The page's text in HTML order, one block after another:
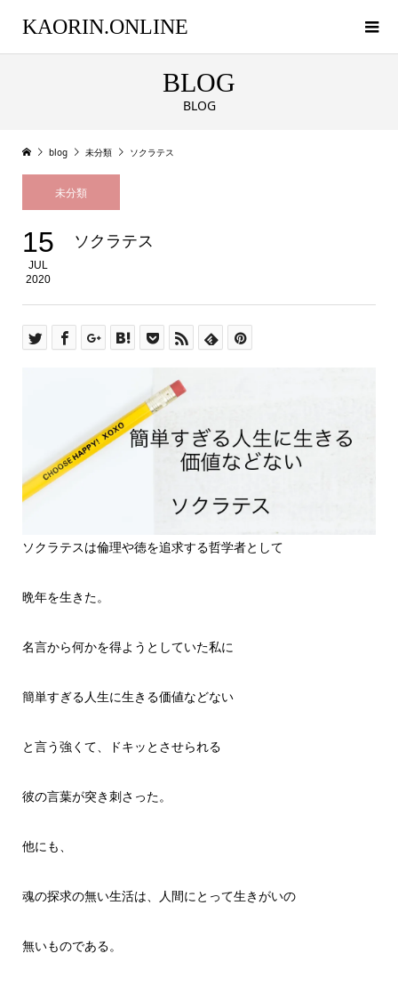
KAORIN.ONLINE
BLOG
BLOG
blog 未分類 ソクラテス
未分類
15
JUL
2020
ソクラテス
ソクラテスは倫理や徳を追求する哲学者として
晩年を生きた。
名言から何かを得ようとしていた私に
簡単すぎる人生に生きる価値などない
と言う強くて、ドキッとさせられる
彼の言葉が突き刺さった。
他にも、
魂の探求の無い生活は、人間にとって生きがいの
無いものである。